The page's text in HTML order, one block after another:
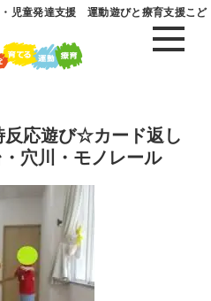
児童発達支援 運動遊びと療育支援こど
応遊び☆カード返し
穴川・モノレール